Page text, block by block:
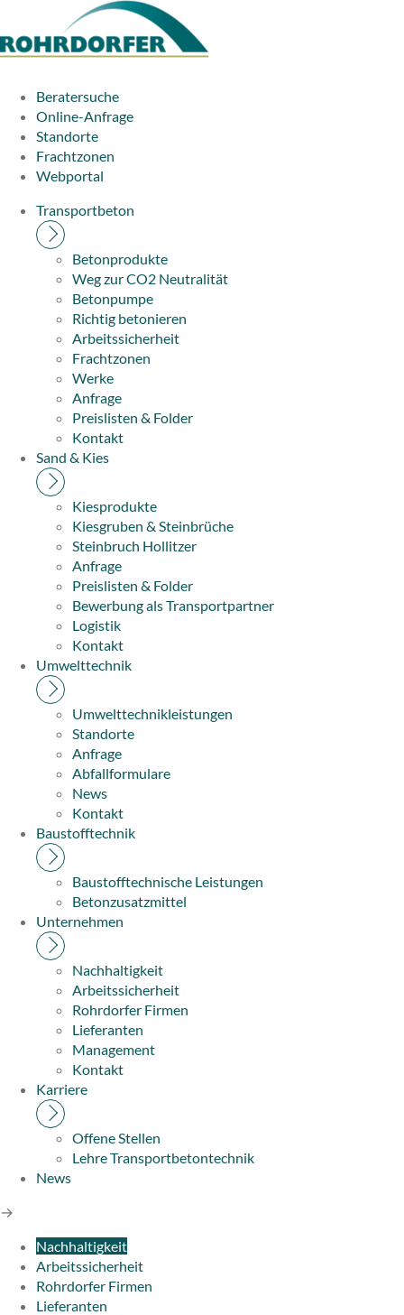
Beratersuche
Online-Anfrage
Standorte
Frachtzonen
Webportal
Transportbeton
Betonprodukte
Weg zur CO2 Neutralität
Betonpumpe
Richtig betonieren
Arbeitssicherheit
Frachtzonen
Werke
Anfrage
Preislisten & Folder
Kontakt
Sand & Kies
Kiesprodukte
Kiesgruben & Steinbrüche
Steinbruch Hollitzer
Anfrage
Preislisten & Folder
Bewerbung als Transportpartner
Logistik
Kontakt
Umwelttechnik
Umwelttechnikleistungen
Standorte
Anfrage
Abfallformulare
News
Kontakt
Baustofftechnik
Baustofftechnische Leistungen
Betonzusatzmittel
Unternehmen
Nachhaltigkeit
Arbeitssicherheit
Rohrdorfer Firmen
Lieferanten
Management
Kontakt
Karriere
Offene Stellen
Lehre Transportbetontechnik
News
→
Nachhaltigkeit
Arbeitssicherheit
Rohrdorfer Firmen
Lieferanten